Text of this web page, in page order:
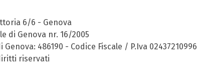
6/6 - Genova
di Genova nr. 16/2005
486190 - Codice Fiscale / P.Iva 02437210996
riservati